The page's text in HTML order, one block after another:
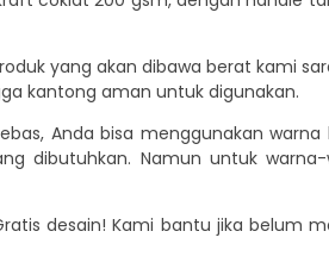
yang akan dibawa berat kami
kantong aman untuk digunakan.
Anda bisa menggunakan
dibutuhkan. Namun untuk warna-
desain! Kami bantu jika belum